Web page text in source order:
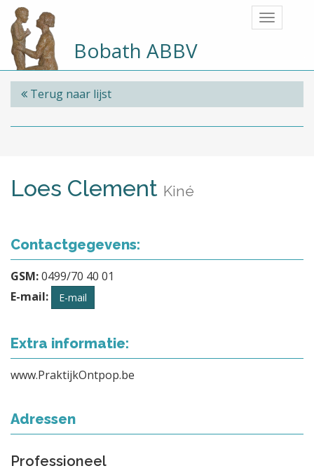
Bobath ABBV
Terug naar lijst
Loes Clement Kiné
Contactgegevens:
GSM:0499/70 40 01
E-mail:
E-mail
Extra informatie:
www.PraktijkOntpop.be
Adressen
Professioneel